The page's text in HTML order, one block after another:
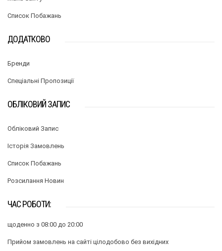
Список Побажань
ДОДАТКОВО
Бренди
Спеціальні Пропозиції
ОБЛІКОВИЙ ЗАПИС
Обліковий Запис
Історія Замовлень
Список Побажань
Розсилання Новин
ЧАС РОБОТИ:
щоденно з 08:00 до 20:00
Прийом замовлень на сайті цілодобово без вихідних